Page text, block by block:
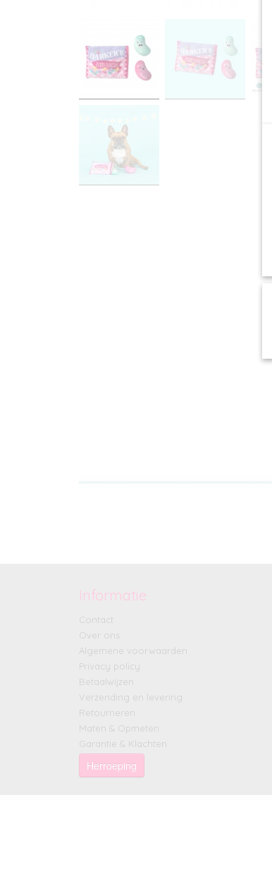
Informatie
Contact
Over ons
Algemene voorwaarden
Privacy policy
Betaalwijzen
Verzending en levering
Retourneren
Maten & Opmeten
Garantie & Klachten
Herroeping